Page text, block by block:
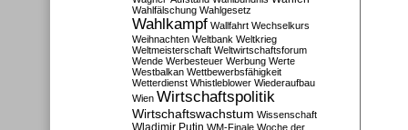
Wahlfälschung Wahlgesetz
Wahlkampf Wallfahrt Wechselkurs
Weihnachten Weltbank Weltkrieg
Weltmeisterschaft Weltwirtschaftsforum
Wende Werbesteuer Werbung Werte
Westbalkan Wettbewerbsfähigkeit
Wetterdienst Whistleblower Wiederaufbau
Wien Wirtschaftspolitik
Wirtschaftswachstum Wissenschaft
Wladimir Putin WM-Finale Woche der